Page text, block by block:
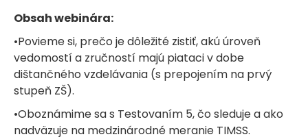
Obsah webinára:
•Povieme si, prečo je dôležité zistiť, akú úroveň
vedomostí a zručností majú piataci v dobe
dištančného vzdelávania (s prepojením na prvý
stupeň ZŠ).
•Oboznámime sa s Testovaním 5, čo sleduje a ako
nadväzuje na medzinárodné meranie TIMSS.